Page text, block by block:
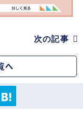
次の記事
へ